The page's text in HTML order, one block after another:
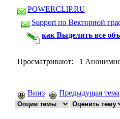
POWERCLIP.RU
Support по Векторной
как Выделить все
Просматривают: 1
Вниз Предыдущая тема